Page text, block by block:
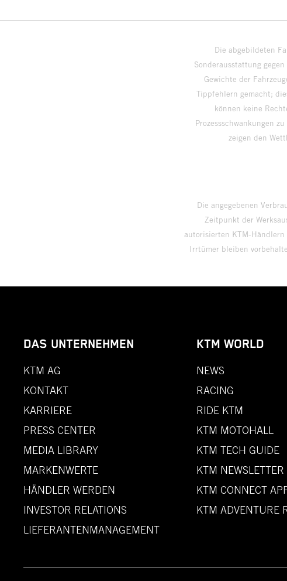
Die abgebildeten
Sonderausstattung
Gewichte der
Tippfehlern gemacht;
können keine
Prozessschwankungen
zeigen den
Die angegebenen
Zeitpunkt der
autorisierten KTM-
Irrtümer bleiben
DAS UNTERNEHMEN
KTM AG
KONTAKT
KARRIERE
PRESS CENTER
MEDIA LIBRARY
MARKENWERTE
HÄNDLER WERDEN
INVESTOR RELATIONS
LIEFERANTENMANAGEMENT
KTM WORLD
NEWS
RACING
RIDE KTM
KTM MOTOHALL
KTM TECH GUIDE
KTM NEWSLETTER
KTM CONNECT
KTM ADVENTURE